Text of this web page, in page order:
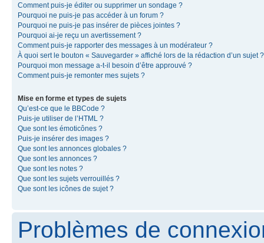
Comment puis-je éditer ou supprimer un sondage ?
Pourquoi ne puis-je pas accéder à un forum ?
Pourquoi ne puis-je pas insérer de pièces jointes ?
Pourquoi ai-je reçu un avertissement ?
Comment puis-je rapporter des messages à un modérateur ?
À quoi sert le bouton « Sauvegarder » affiché lors de la rédaction d’un sujet ?
Pourquoi mon message a-t-il besoin d’être approuvé ?
Comment puis-je remonter mes sujets ?
Mise en forme et types de sujets
Qu’est-ce que le BBCode ?
Puis-je utiliser de l’HTML ?
Que sont les émoticônes ?
Puis-je insérer des images ?
Que sont les annonces globales ?
Que sont les annonces ?
Que sont les notes ?
Que sont les sujets verrouillés ?
Que sont les icônes de sujet ?
Problèmes de